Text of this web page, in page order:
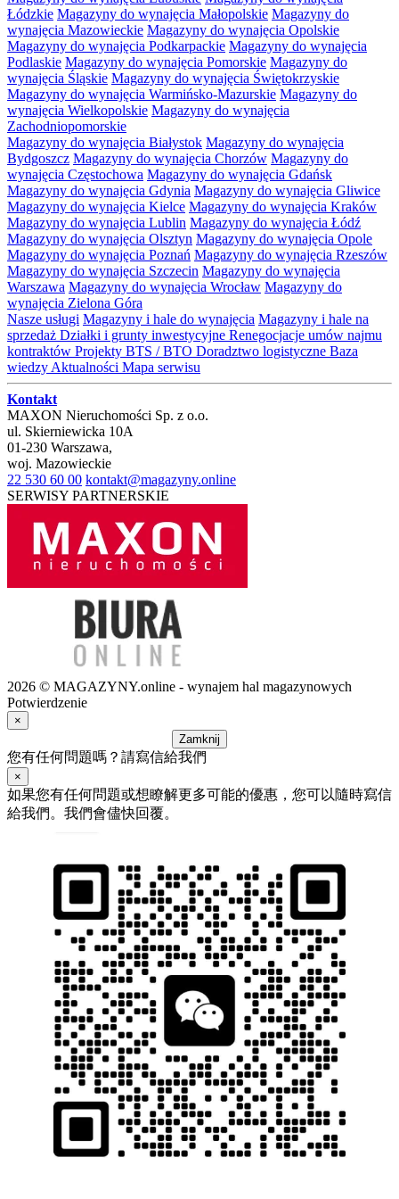
Łódzkie Magazyny do wynajęcia Małopolskie Magazyny do
wynajęcia Mazowieckie Magazyny do wynajęcia Opolskie
Magazyny do wynajęcia Podkarpackie Magazyny do wynajęcia
Podlaskie Magazyny do wynajęcia Pomorskie Magazyny do
wynajęcia Śląskie Magazyny do wynajęcia Świętokrzyskie
Magazyny do wynajęcia Warmińsko-Mazurskie Magazyny do
wynajęcia Wielkopolskie Magazyny do wynajęcia
Zachodniopomorskie
Magazyny do wynajęcia Białystok Magazyny do wynajęcia
Bydgoszcz Magazyny do wynajęcia Chorzów Magazyny do
wynajęcia Częstochowa Magazyny do wynajęcia Gdańsk
Magazyny do wynajęcia Gdynia Magazyny do wynajęcia Gliwice
Magazyny do wynajęcia Kielce Magazyny do wynajęcia Kraków
Magazyny do wynajęcia Lublin Magazyny do wynajęcia Łódź
Magazyny do wynajęcia Olsztyn Magazyny do wynajęcia Opole
Magazyny do wynajęcia Poznań Magazyny do wynajęcia Rzeszów
Magazyny do wynajęcia Szczecin Magazyny do wynajęcia
Warszawa Magazyny do wynajęcia Wrocław Magazyny do
wynajęcia Zielona Góra
Nasze usługi Magazyny i hale do wynajęcia Magazyny i hale na
sprzedaż Działki i grunty inwestycyjne Renegocjacje umów najmu
kontraktów Projekty BTS / BTO Doradztwo logistyczne Baza
wiedzy Aktualności Mapa serwisu
Kontakt
MAXON Nieruchomości Sp. z o.o.
ul. Skierniewicka 10A
01-230 Warszawa,
woj. Mazowieckie
22 530 60 00 kontakt@magazyny.online
SERWISY PARTNERSKIE
2026 © MAGAZYNY.online - wynajem hal magazynowych
Potwierdzenie
×
Zamknij
您有任何問題嗎？請寫信給我們
×
如果您有任何問題或想瞭解更多可能的優惠，您可以隨時寫信
給我們。我們會儘快回覆。